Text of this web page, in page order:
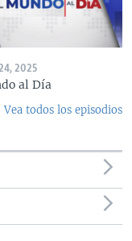
2025
al Día
Vea todos los episodios